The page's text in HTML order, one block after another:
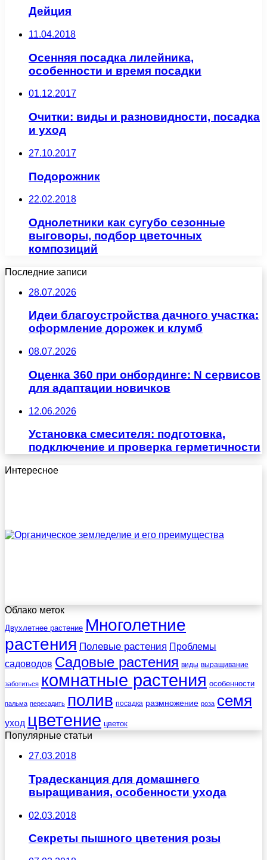
Дейция
11.04.2018
Осенняя посадка лилейника,
особенности и время посадки
01.12.2017
Очитки: виды и разновидности, посадка
и уход
27.10.2017
Подорожник
22.02.2018
Однолетники как сугубо сезонные
выговоры, подбор цветочных
композиций
Последние записи
28.07.2026
Идеи благоустройства дачного участка:
оформление дорожек и клумб
08.07.2026
Оценка 360 при онбординге: N сервисов
для адаптации новичков
12.06.2026
Установка смесителя: подготовка,
подключение и проверка герметичности
Интересное
Облако меток
Двухлетнее растение Многолетние
растения Полевые растения Проблемы
садоводов Садовые растения виды выращивание
заботиться комнатные растения особенности
пальма пересадить полив посадка размножение роза семя
уход цветение цветок
Популярные статьи
27.03.2018
Традесканция для домашнего
выращивания, особенности ухода
02.03.2018
Секреты пышного цветения розы